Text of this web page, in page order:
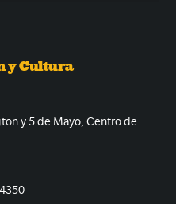
y Cultura
y 5 de Mayo, Centro de